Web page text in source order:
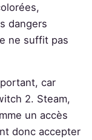
dangers
ne suffit pas
car
2. Steam,
un accès
donc accepter